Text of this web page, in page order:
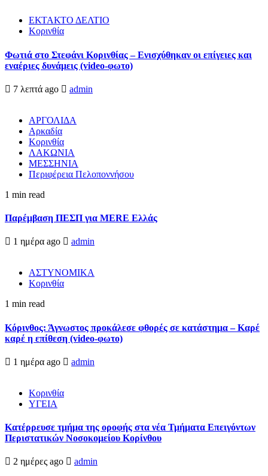
ΕΚΤΑΚΤΟ ΔΕΛΤΙΟ
Κορινθία
Φωτιά στο Στεφάνι Κορινθίας – Ενισχύθηκαν οι επίγειες και
εναέριες δυνάμεις (video-φωτο)
7 λεπτά ago admin
ΑΡΓΟΛΙΔΑ
Αρκαδία
Κορινθία
ΛΑΚΩΝΙΑ
ΜΕΣΣΗΝΙΑ
Περιφέρεια Πελοποννήσου
1 min read
Παρέμβαση ΠΕΣΠ για MERE Ελλάς
1 ημέρα ago admin
ΑΣΤΥΝΟΜΙΚΑ
Κορινθία
1 min read
Κόρινθος: Άγνωστος προκάλεσε φθορές σε κατάστημα – Καρέ
καρέ η επίθεση (video-φωτο)
1 ημέρα ago admin
Κορινθία
ΥΓΕΙΑ
Kατέρρευσε τμήμα της οροφής στα νέα Τμήματα Επειγόντων
Περιστατικών Νοσοκομείου Κορίνθου
2 ημέρες ago admin